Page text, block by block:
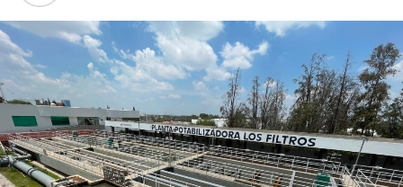
buscan fortalecer sus conocimientos, con talleres de
capacitación en áreas como belleza, costura, bisutería,
carpintería, herrería, electricidad, computación, danza y
actividades deportivas, que les permitan incorporarse al
mercado laboral, emprender un negocio propio o
perfeccionar conocimientos que ya poseen.